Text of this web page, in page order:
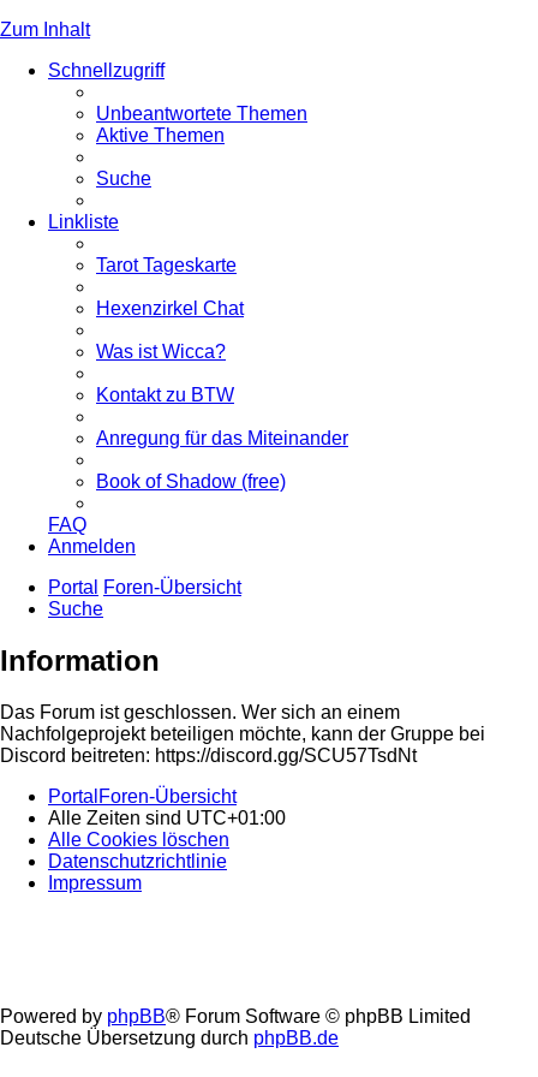
Zum Inhalt
Schnellzugriff
Unbeantwortete Themen
Aktive Themen
Suche
Linkliste
Tarot Tageskarte
Hexenzirkel Chat
Was ist Wicca?
Kontakt zu BTW
Anregung für das Miteinander
Book of Shadow (free)
FAQ
Anmelden
Portal
Foren-Übersicht
Suche
Information
Das Forum ist geschlossen. Wer sich an einem
Nachfolgeprojekt beteiligen möchte, kann der Gruppe bei
Discord beitreten: https://discord.gg/SCU57TsdNt
Portal Foren-Übersicht
Alle Zeiten sind UTC+01:00
Alle Cookies löschen
Datenschutzrichtlinie
Impressum
Powered by phpBB® Forum Software © phpBB Limited
Deutsche Übersetzung durch phpBB.de